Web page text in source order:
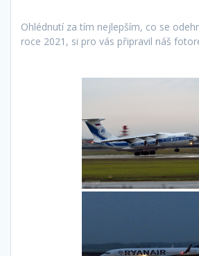
Ohlédnutí za tím nejlepším, co se
roce 2021, si pro vás připravil náš